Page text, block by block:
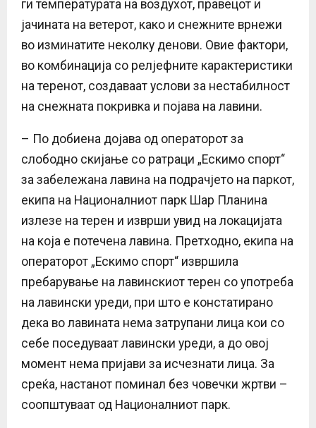
ги температурата на воздухот, правецот и
јачината на ветерот, како и снежните врнежи
во изминатите неколку денови. Овие фактори,
во комбинација со релјефните карактеристики
на теренот, создаваат услови за нестабилност
на снежната покривка и појава на лавини.
– По добиена дојава од операторот за
слободно скијање со ратраци „Ескимо спорт“
за забележана лавина на подрачјето на паркот,
екипа на Националниот парк Шар Планина
излезе на терен и изврши увид на локацијата
на која е потечена лавина. Претходно, екипа на
операторот „Ескимо спорт“ извршила
пребарување на лавинскиот терен со употреба
на лавински уреди, при што е констатирано
дека во лавината нема затрупани лица кои со
себе поседуваат лавински уреди, а до овој
момент нема пријави за исчезнати лица. За
среќа, настанот поминал без човечки жртви –
соопштуваат од Националниот парк.